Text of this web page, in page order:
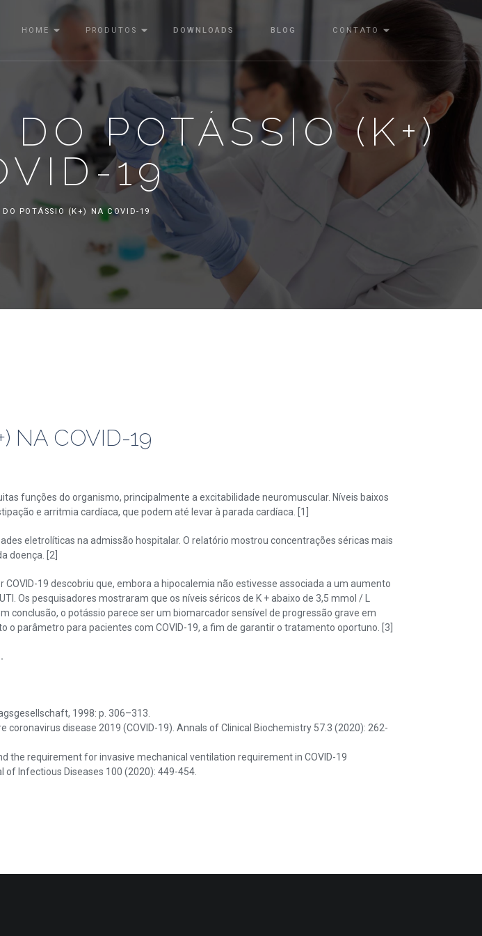
HOME PRODUTOS DOWNLOADS BLOG CONTATO
POTÁSSIO (K+)
19
DO POTÁSSIO (K+) NA COVID-19
NA COVID-19
funções do organismo, principalmente a excitabilidade neuromuscular. Níveis baixos
e arritmia cardíaca, que podem até levar à parada cardíaca. [1]
eletrolíticas na admissão hospitalar. O relatório mostrou concentrações séricas mais
doença. [2]
19 descobriu que, embora a hipocalemia não estivesse associada a um aumento
Os pesquisadores mostraram que os níveis séricos de K + abaixo de 3,5 mmol / L
o potássio parece ser um biomarcador sensível de progressão grave em
parâmetro para pacientes com COVID-19, a fim de garantir o tratamento oportuno. [3]
.
1998: p. 306–313.
coronavirus disease 2019 (COVID-19). Annals of Clinical Biochemistry 57.3 (2020): 262-
the requirement for invasive mechanical ventilation requirement in COVID-19
Infectious Diseases 100 (2020): 449-454.